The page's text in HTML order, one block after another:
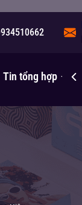
Tin tổng hợp